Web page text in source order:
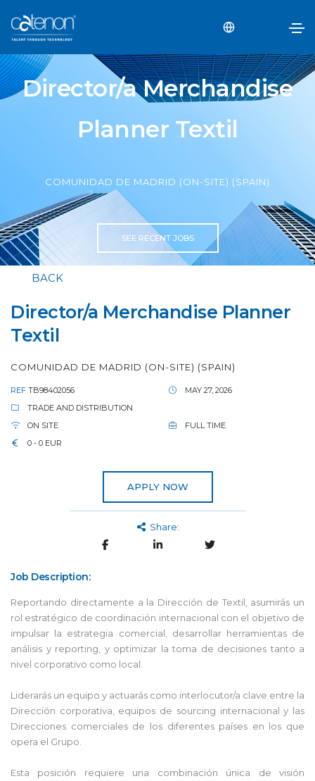
Director/a Merchandise
Planner Textil
COMUNIDAD DE MADRID (ON-SITE) (SPAIN)
SEE RECENT JOBS
BACK
Director/a Merchandise Planner
Textil
COMUNIDAD DE MADRID (ON-SITE) (SPAIN)
REF TB98402056
MAY 27, 2026
TRADE AND DISTRIBUTION
ON SITE
FULL TIME
0 - 0 EUR
APPLY NOW
Share:
Job Description:
Reportando directamente a la Dirección de Textil, asumirás un
rol estratégico de coordinación internacional con el objetivo de
impulsar la estrategia comercial, desarrollar herramientas de
análisis y reporting, y optimizar la toma de decisiones tanto a
nivel corporativo como local.
Liderarás un equipo y actuarás como interlocutor/a clave entre la
Dirección corporativa, equipos de sourcing internacional y las
Direcciones comerciales de los diferentes países en los que
opera el Grupo.
Esta posición requiere una combinación única de visión